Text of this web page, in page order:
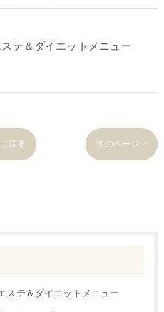
テ＆ダイエットメニュー
戻る 次のページ >
ステ＆ダイエットメニュー